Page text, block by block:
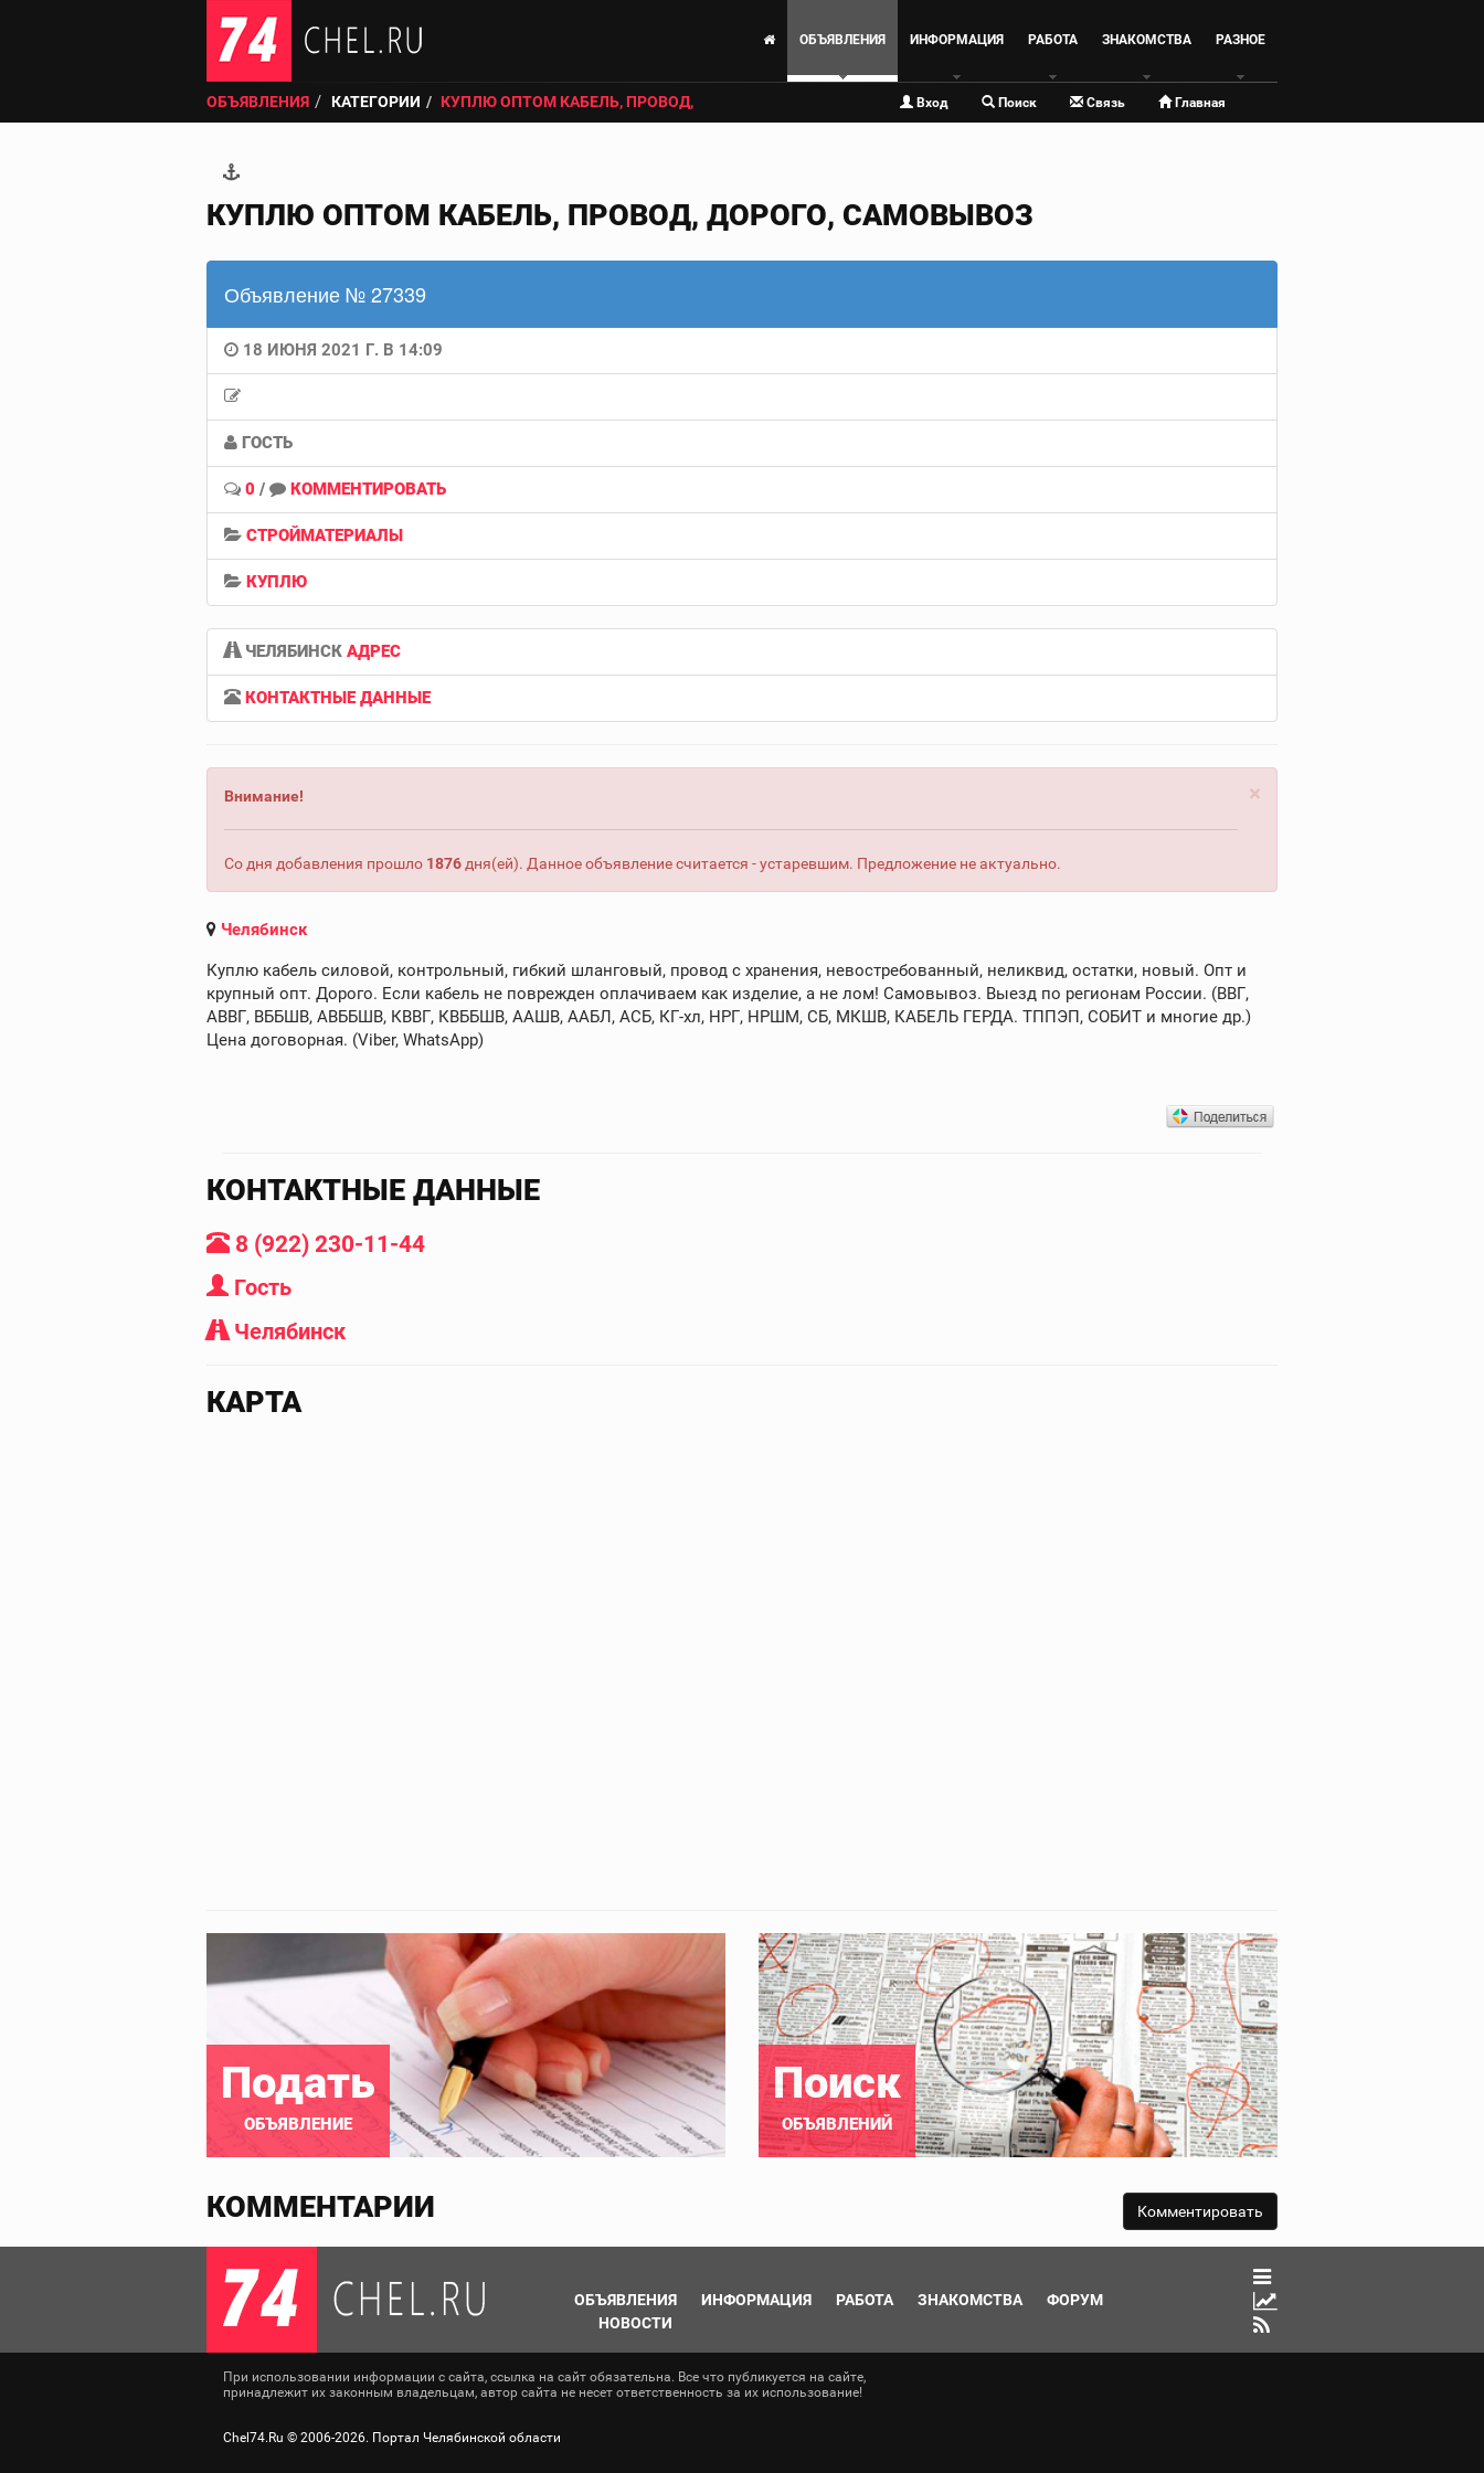
ОБЪЯВЛЕНИЯ ИНФОРМАЦИЯ РАБОТА ЗНАКОМСТВА РАЗНОЕ
ОБЪЯВЛЕНИЯ КАТЕГОРИИ КУПЛЮ ОПТОМ КАБЕЛЬ, ПРОВОД, Вход Поиск Связь Главная
КУПЛЮ ОПТОМ КАБЕЛЬ, ПРОВОД, ДОРОГО, САМОВЫВОЗ
Объявление № 27339
18 ИЮНЯ 2021 Г. В 14:09
ГОСТЬ
0 / КОММЕНТИРОВАТЬ
СТРОЙМАТЕРИАЛЫ
КУПЛЮ
ЧЕЛЯБИНСК АДРЕС
КОНТАКТНЫЕ ДАННЫЕ
×
Внимание!
Со дня добавления прошло 1876 дня(ей). Данное объявление считается - устаревшим. Предложение не актуально.
Челябинск
Куплю кабель силовой, контрольный, гибкий шланговый, провод с хранения, невостребованный, неликвид, остатки, новый. Опт и
крупный опт. Дорого. Если кабель не поврежден оплачиваем как изделие, а не лом! Самовывоз. Выезд по регионам России. (ВВГ,
АВВГ, ВББШВ, АВББШВ, КВВГ, КВББШВ, ААШВ, ААБЛ, АСБ, КГ-хл, НРГ, НРШМ, СБ, МКШВ, КАБЕЛЬ ГЕРДА. ТППЭП, СОБИТ и многие др.)
Цена договорная. (Viber, WhatsApp)
КОНТАКТНЫЕ ДАННЫЕ
8 (922) 230-11-44
Гость
Челябинск
КАРТА
Подать
ОБЪЯВЛЕНИЕ
Поиск
ОБЪЯВЛЕНИЙ
КОММЕНТАРИИ
ОБЪЯВЛЕНИЯ ИНФОРМАЦИЯ РАБОТА ЗНАКОМСТВА
ФОРУМ
НОВОСТИ
При использовании информации с сайта, ссылка на сайт обязательна. Все что публикуется на сайте,
принадлежит их законным владельцам, автор сайта не несет ответственность за их использование!
Chel74.Ru © 2006-2026. Портал Челябинской области